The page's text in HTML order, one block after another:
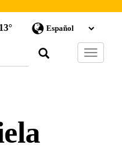
13°
Barra
de